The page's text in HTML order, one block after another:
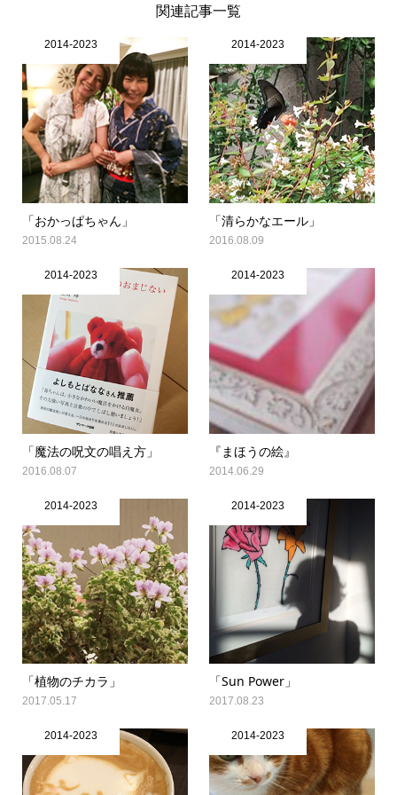
関連記事一覧
2014-2023
「おかっぱちゃん」
2015.08.24
2014-2023
「清らかなエール」
2016.08.09
2014-2023
「魔法の呪文の唱え方」
2016.08.07
2014-2023
『まほうの絵』
2014.06.29
2014-2023
「植物のチカラ」
2017.05.17
2014-2023
「Sun Power」
2017.08.23
2014-2023 2014-2023